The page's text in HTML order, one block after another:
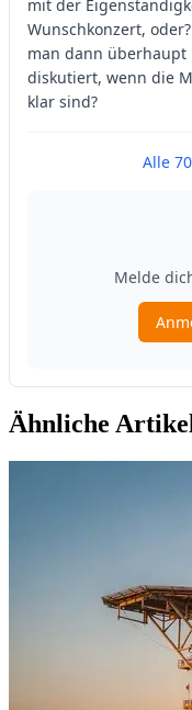
Ähnliche Artikel